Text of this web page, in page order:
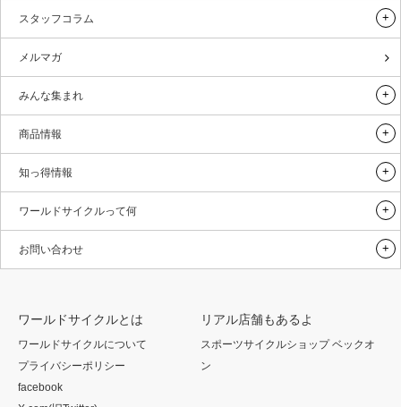
スタッフコラム
メルマガ
みんな集まれ
商品情報
知っ得情報
ワールドサイクルって何
お問い合わせ
ワールドサイクルとは
ワールドサイクルについて
プライバシーポリシー
facebook
リアル店舗もあるよ
スポーツサイクルショップ ベックオ
ン